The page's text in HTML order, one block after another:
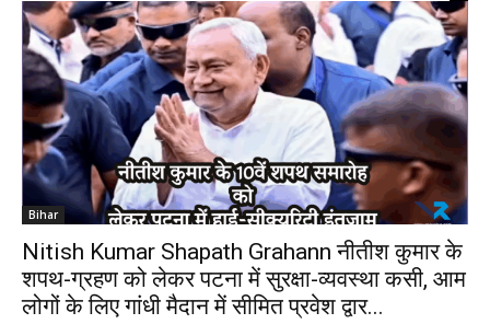
Bihar
Nitish Kumar Shapath Grahann नीतीश कुमार के
शपथ-ग्रहण को लेकर पटना में सुरक्षा-व्यवस्था कसी, आम
लोगों के लिए गांधी मैदान में सीमित प्रवेश द्वार...